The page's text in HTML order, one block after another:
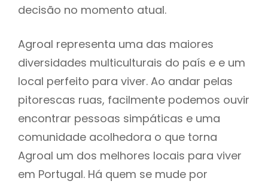
decisão no momento atual.
Agroal representa uma das maiores
diversidades multiculturais do país e e um
local perfeito para viver. Ao andar pelas
pitorescas ruas, facilmente podemos ouvir
encontrar pessoas simpáticas e uma
comunidade acolhedora o que torna
Agroal um dos melhores locais para viver
em Portugal. Há quem se mude por